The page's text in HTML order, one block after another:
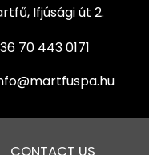
Ifjúsági út 2.
70 443 0171